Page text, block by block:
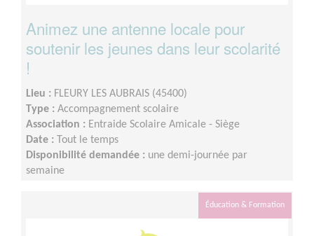
Animez une antenne locale pour
soutenir les jeunes dans leur scolarité
!
Lieu : FLEURY LES AUBRAIS (45400)
Type : Accompagnement scolaire
Association : Entraide Scolaire Amicale - Siège
Date :
Tout le temps
Disponibilité demandée : une demi-journée par
semaine
Éducation & Formation